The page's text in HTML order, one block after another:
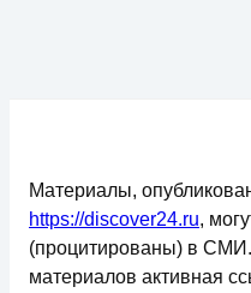
Материалы,
https://discover24.ru,
(процитированы) в
материалов активная